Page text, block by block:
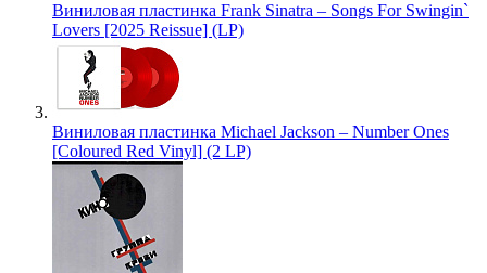
Виниловая пластинка Frank Sinatra – Songs For Swingin`
Lovers [2025 Reissue] (LP)
Виниловая пластинка Michael Jackson – Number Ones
[Coloured Red Vinyl] (2 LP)